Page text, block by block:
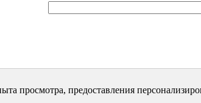
просмотра, предоставления